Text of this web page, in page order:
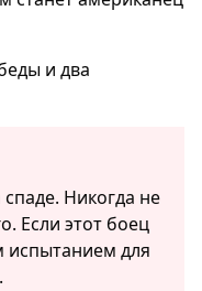
и два
Никогда не
Если этот боец
испытанием для